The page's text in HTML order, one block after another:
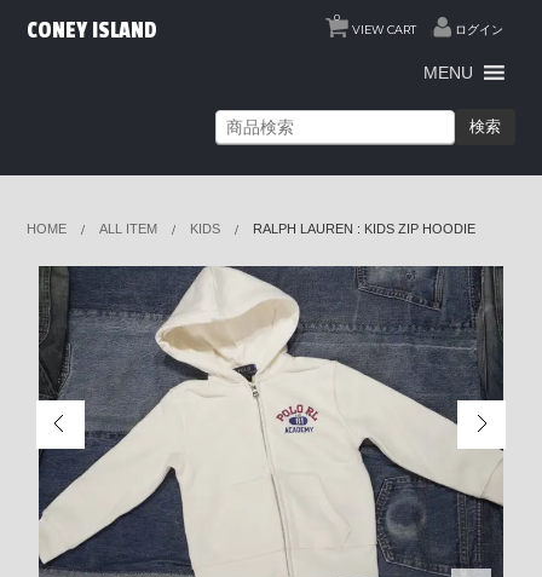
VIEW CART
0
ログイン
CONEY ISLAND
MENU
検索
HOME ALL ITEM KIDS RALPH LAUREN : KIDS ZIP HOODIE